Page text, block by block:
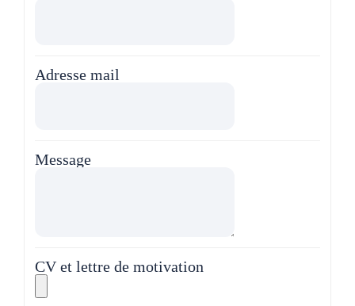
Adresse mail
Message
CV et lettre de motivation